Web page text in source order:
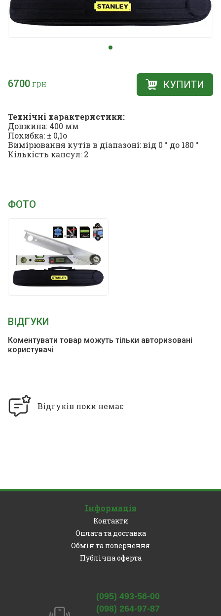
6700грн КУПИТИ
Технічні характеристики:
Довжина: 400 мм
Похибка: ± 0,1o
Вимірювання кутів в діапазоні: від 0 ° до 180 °
Кількість капсул: 2
ФОТО
ВІДГУКИ
Коментувати товар можуть тільки авторизовані
користувачі
Відгуків поки немає
Інформація
Контакти
Оплата та доставка
Обмін та повернення
Публічна оферта
(095) 493-56-00
(098) 264-97-87